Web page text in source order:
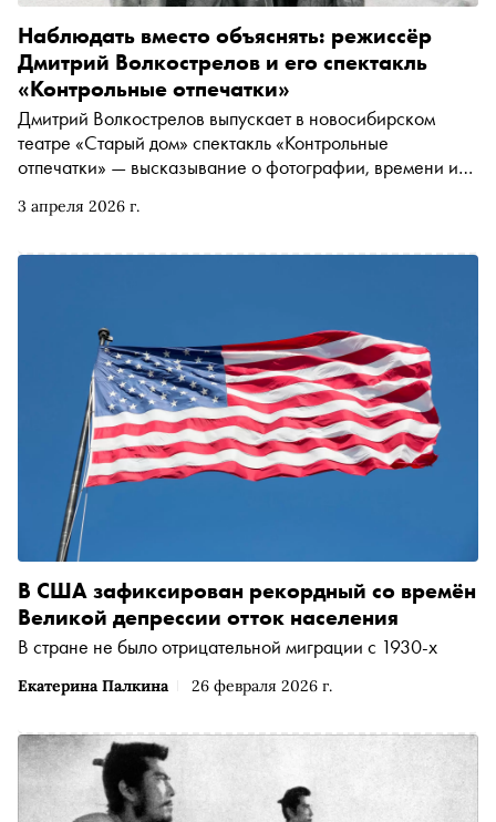
3 апреля 2026 г.
Наблюдать вместо объяснять: режиссёр
Дмитрий Волкострелов и его спектакль
«Контрольные отпечатки»
Дмитрий Волкострелов выпускает в новосибирском
театре «Старый дом» спектакль «Контрольные
отпечатки» — высказывание о фотографии, времени и
о том, почему идеальный фотограф должен быть
зачем артистам каждый раз собирать спектакль заново
Екатерина Палкина 26 февраля 2026 г.
В США зафиксирован рекордный со времён
Великой депрессии отток населения
В стране не было отрицательной миграции с 1930-х